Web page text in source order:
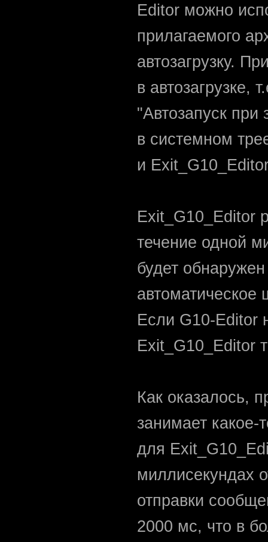
Editor можно
прилагаемого
автозагрузку.
в автозагрузке,
"Автозапуск
в системном
и
Exit_G10_Editor
течение одной
будет
Если G10-Editor
Exit_G10_Editor
Как оказалось,
занимает
для
миллисекундах
отправки
2000 мс, что в